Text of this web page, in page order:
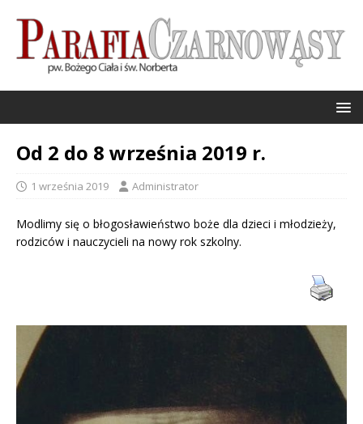
Od 2 do 8 września 2019 r.
1 września 2019 Administrator
Modlimy się o błogosławieństwo boże dla dzieci i młodzieży,
rodziców i nauczycieli na nowy rok szkolny.